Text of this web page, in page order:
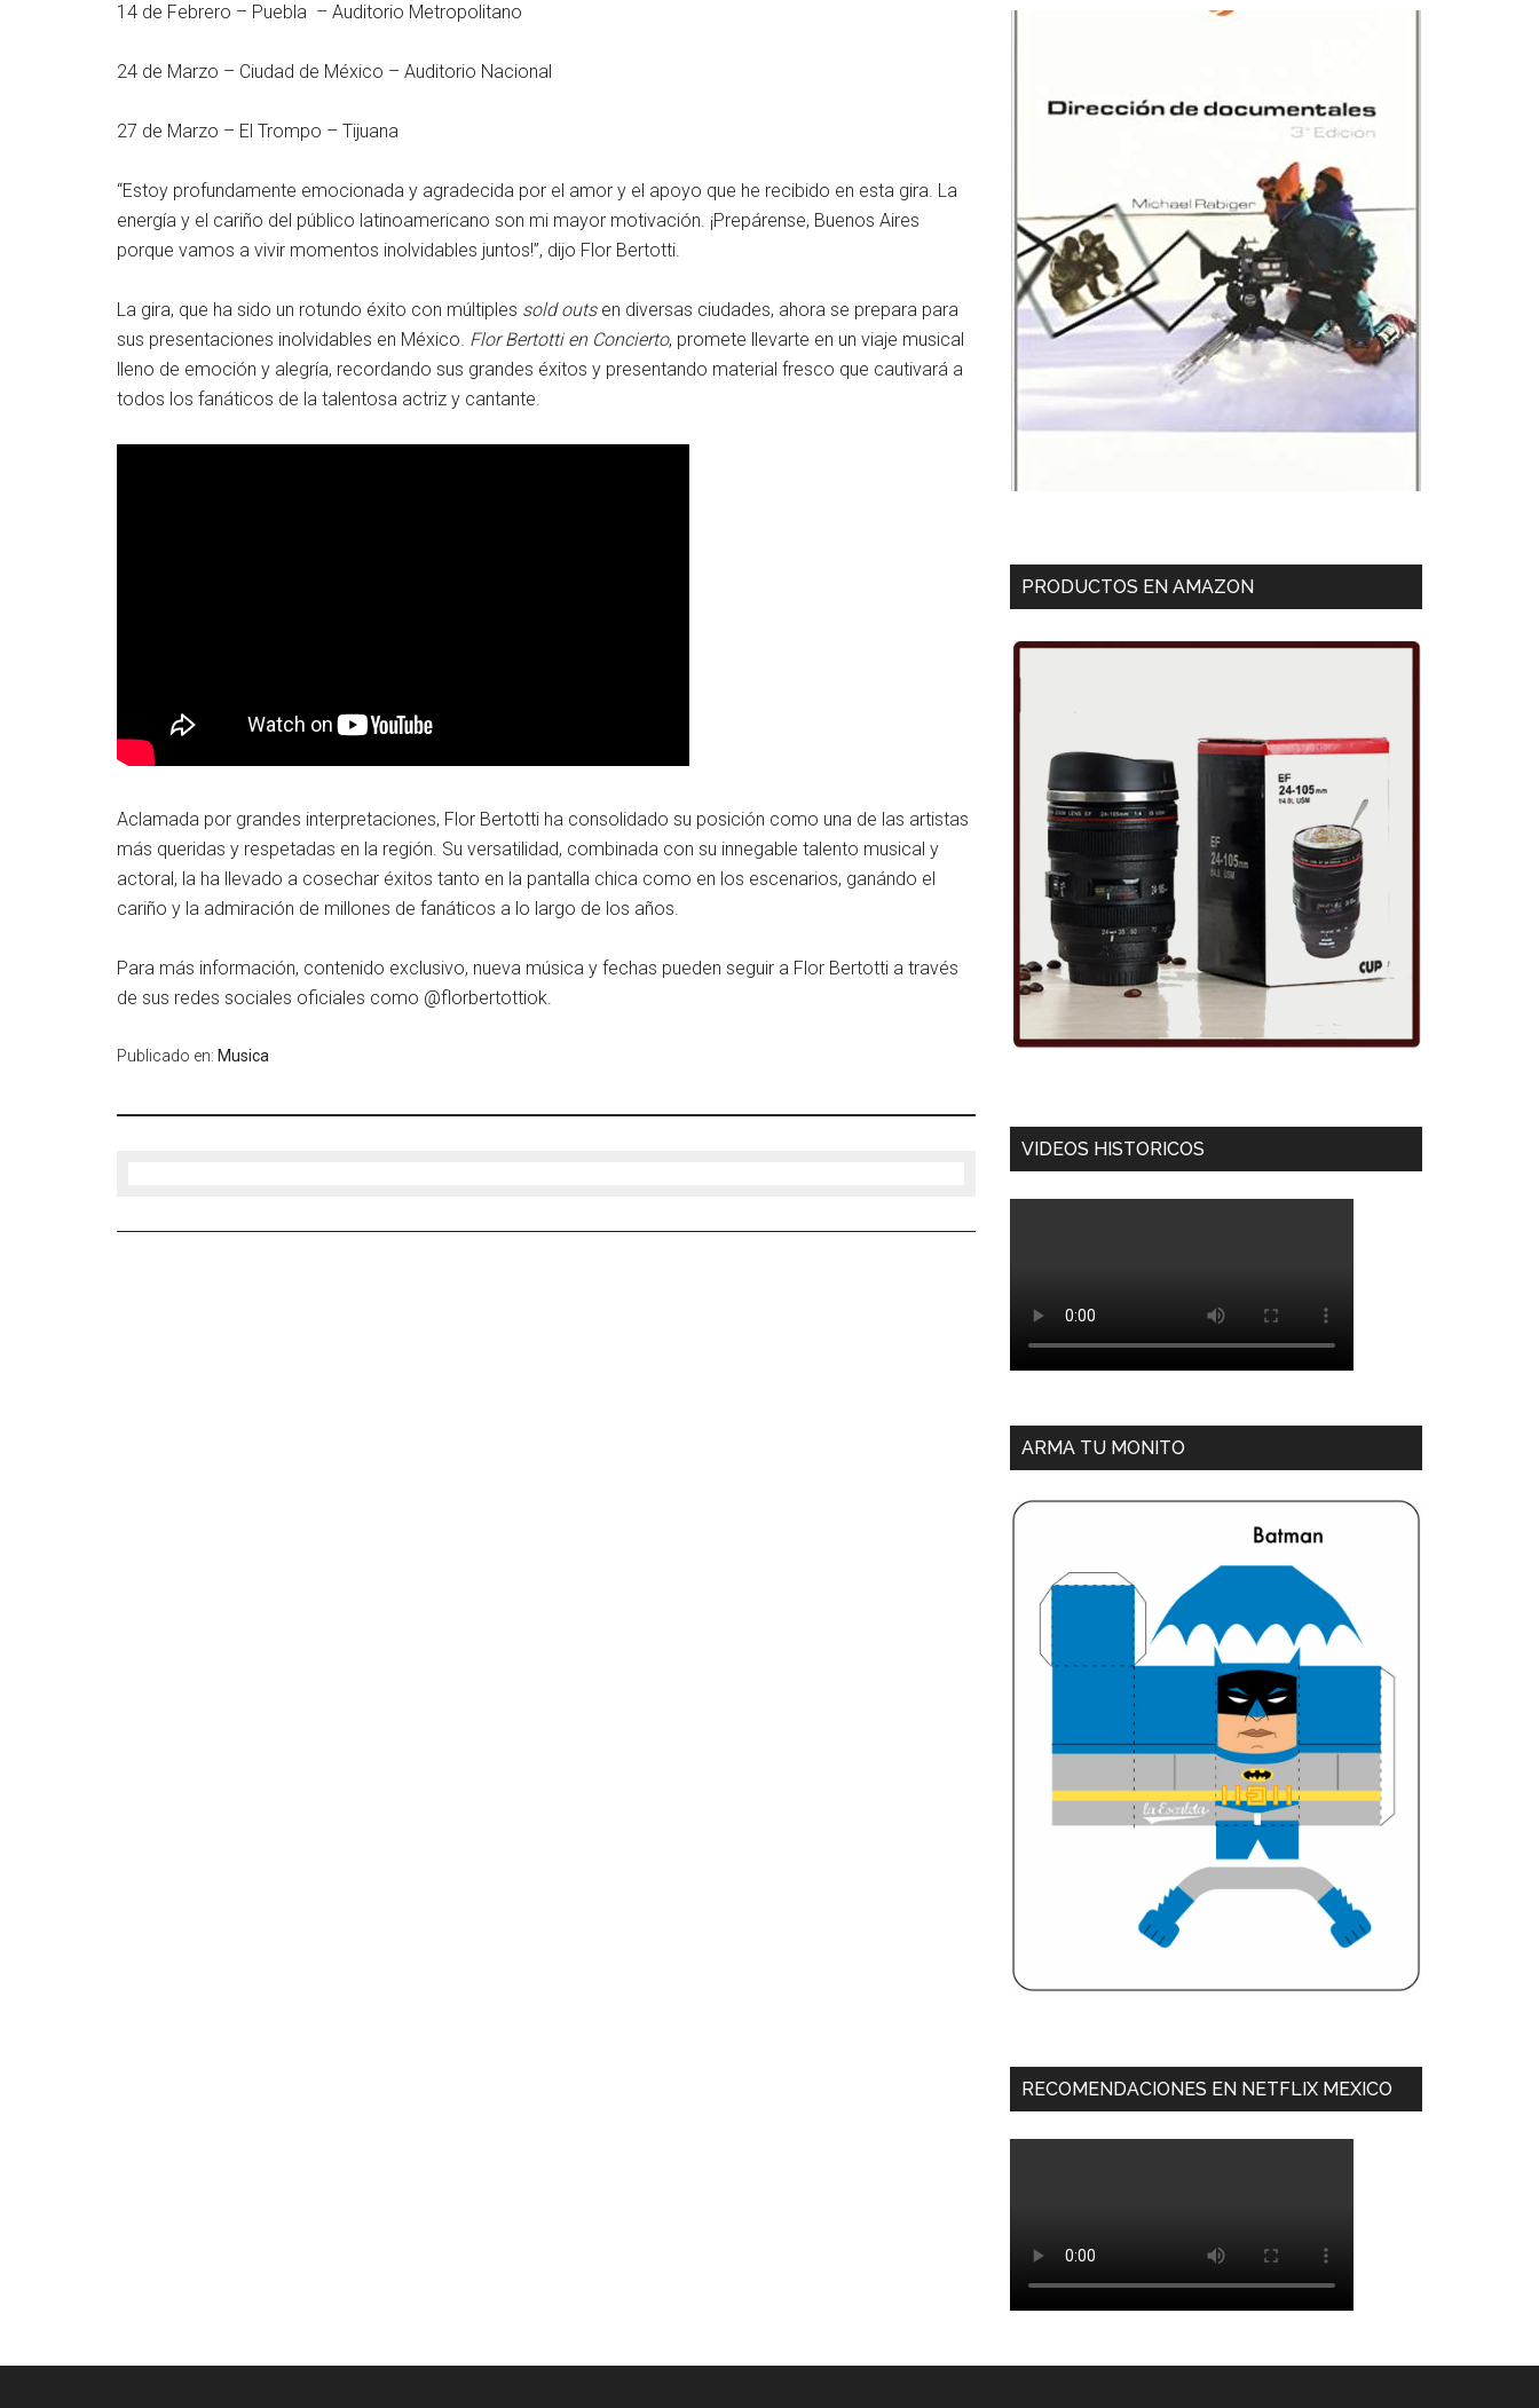
14 de Febrero – Puebla – Auditorio Metropolitano
24 de Marzo – Ciudad de México – Auditorio Nacional
27 de Marzo – El Trompo – Tijuana
“Estoy profundamente emocionada y agradecida por el amor y el apoyo que he recibido en esta gira. La
energía y el cariño del público latinoamericano son mi mayor motivación. ¡Prepárense, Buenos Aires
porque vamos a vivir momentos inolvidables juntos!”, dijo Flor Bertotti.
La gira, que ha sido un rotundo éxito con múltiples sold outs en diversas ciudades, ahora se prepara para
sus presentaciones inolvidables en México. Flor Bertotti en Concierto, promete llevarte en un viaje musical
lleno de emoción y alegría, recordando sus grandes éxitos y presentando material fresco que cautivará a
todos los fanáticos de la talentosa actriz y cantante.
Aclamada por grandes interpretaciones, Flor Bertotti ha consolidado su posición como una de las artistas
más queridas y respetadas en la región. Su versatilidad, combinada con su innegable talento musical y
actoral, la ha llevado a cosechar éxitos tanto en la pantalla chica como en los escenarios, ganándo el
cariño y la admiración de millones de fanáticos a lo largo de los años.
Para más información, contenido exclusivo, nueva música y fechas pueden seguir a Flor Bertotti a través
de sus redes sociales oficiales como @florbertottiok.
Publicado en: Musica
PRODUCTOS EN AMAZON
VIDEOS HISTORICOS
ARMA TU MONITO
RECOMENDACIONES EN NETFLIX MEXICO